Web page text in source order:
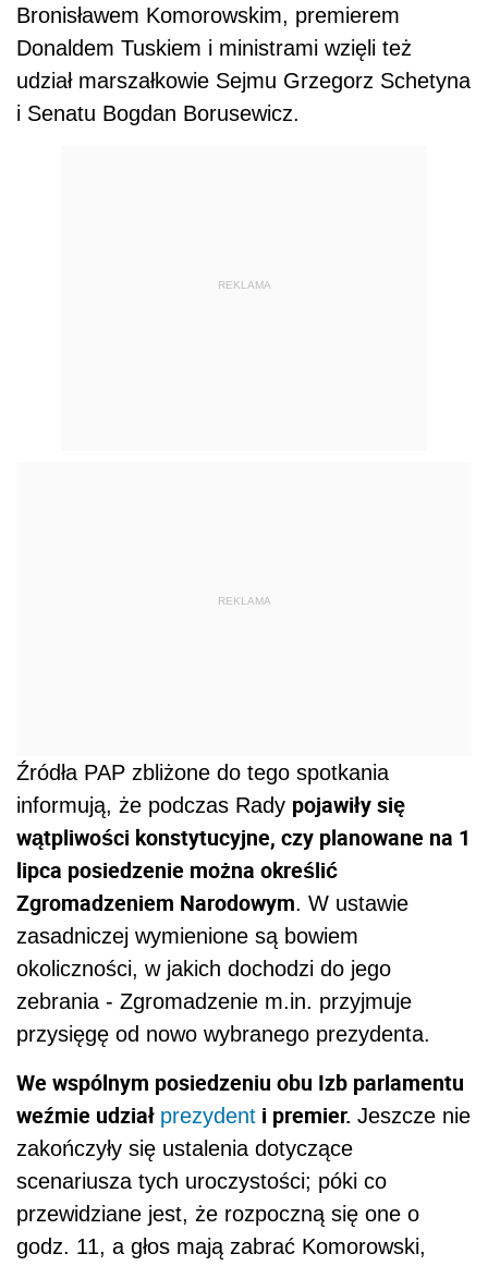
Bronisławem Komorowskim, premierem
Donaldem Tuskiem i ministrami wzięli też
udział marszałkowie Sejmu Grzegorz Schetyna
i Senatu Bogdan Borusewicz.
REKLAMA
REKLAMA
Źródła PAP zbliżone do tego spotkania
informują, że podczas Rady pojawiły się
wątpliwości konstytucyjne, czy planowane na 1
lipca posiedzenie można określić
Zgromadzeniem Narodowym. W ustawie
zasadniczej wymienione są bowiem
okoliczności, w jakich dochodzi do jego
zebrania - Zgromadzenie m.in. przyjmuje
przysięgę od nowo wybranego prezydenta.
We wspólnym posiedzeniu obu Izb parlamentu
weźmie udział prezydent i premier. Jeszcze nie
zakończyły się ustalenia dotyczące
scenariusza tych uroczystości; póki co
przewidziane jest, że rozpoczną się one o
godz. 11, a głos mają zabrać Komorowski,